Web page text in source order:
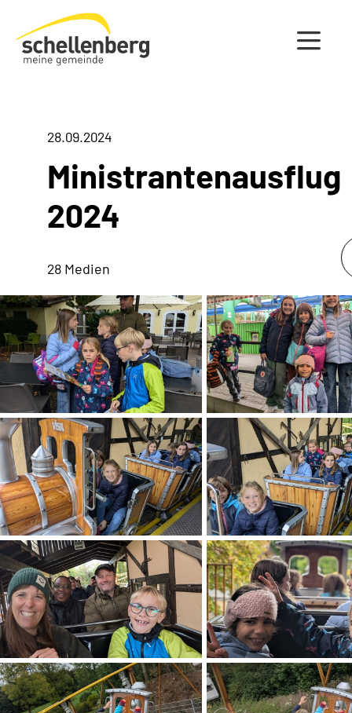
Gemeinde Schellenberg Startseite
28.09.2024
Ministrantenausflug
2024
28 Medien